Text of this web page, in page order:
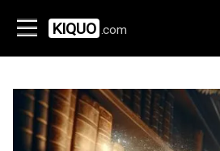
KIQUO .com